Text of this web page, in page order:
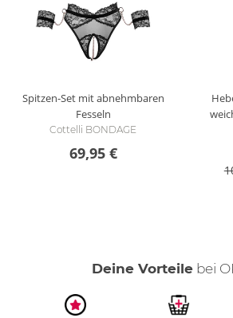
Spitzen-Set mit abnehmbaren
Fesseln
Cottelli BONDAGE
69,95 €
Deine Vorteilebei